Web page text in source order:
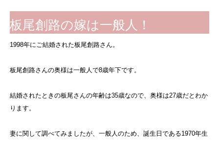
板尾創路の嫁は一般人！
1998年にご結婚された板尾創路さん。
板尾創路さんの奥様は一般人で8歳年下です。
結婚されたときの板尾さんの年齢は35歳なので、奥様は27歳だとわか
ります。
妻に関して調べてみましたが、一般人のため、誕生日である1970年生